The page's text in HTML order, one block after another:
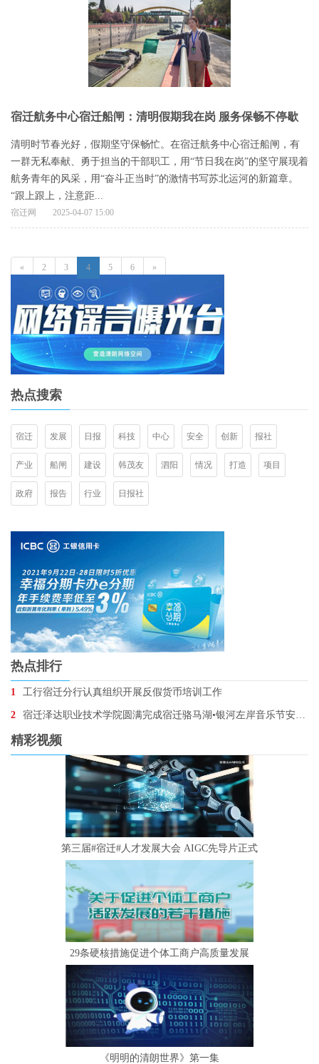
宿迁航务中心宿迁船闸：清明假期我在岗 服务保畅不停歇
清明时节春光好，假期坚守保畅忙。在宿迁航务中心宿迁船闸，有
一群无私奉献、勇于担当的干部职工，用“节日我在岗”的坚守展现着
航务青年的风采，用“奋斗正当时”的激情书写苏北运河的新篇章。
“跟上跟上，注意距...
宿迁网 2025-04-07 15:00
« 2 3 4 5 6 »
热点搜索
宿迁 发展 日报 科技 中心 安全 创新 报社
产业 船闸 建设 韩茂友 泗阳 情况 打造 项目
政府 报告 行业 日报社
热点排行
1 工行宿迁分行认真组织开展反假货币培训工作
2 宿迁泽达职业技术学院圆满完成宿迁骆马湖•银河左岸音乐节安保任务
精彩视频
第三届#宿迁#人才发展大会 AIGC先导片正式
29条硬核措施促进个体工商户高质量发展
《明明的清朗世界》第一集